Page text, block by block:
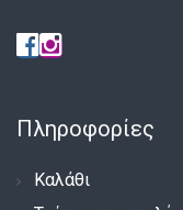
Πληροφορίες
Καλάθι